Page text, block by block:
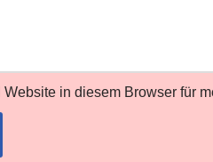
in diesem Browser für